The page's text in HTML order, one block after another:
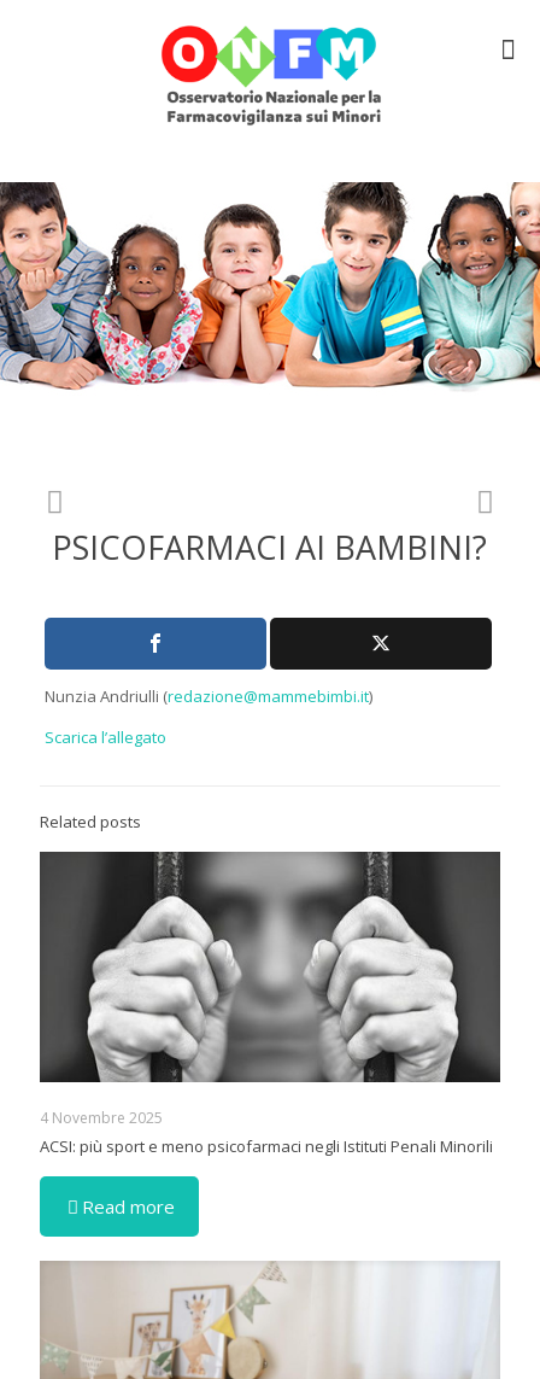
PSICOFARMACI AI BAMBINI?
Nunzia Andriulli (redazione@mammebimbi.it)
Scarica l’allegato
Related posts
4 Novembre 2025
ACSI: più sport e meno psicofarmaci negli Istituti Penali Minorili
Read more